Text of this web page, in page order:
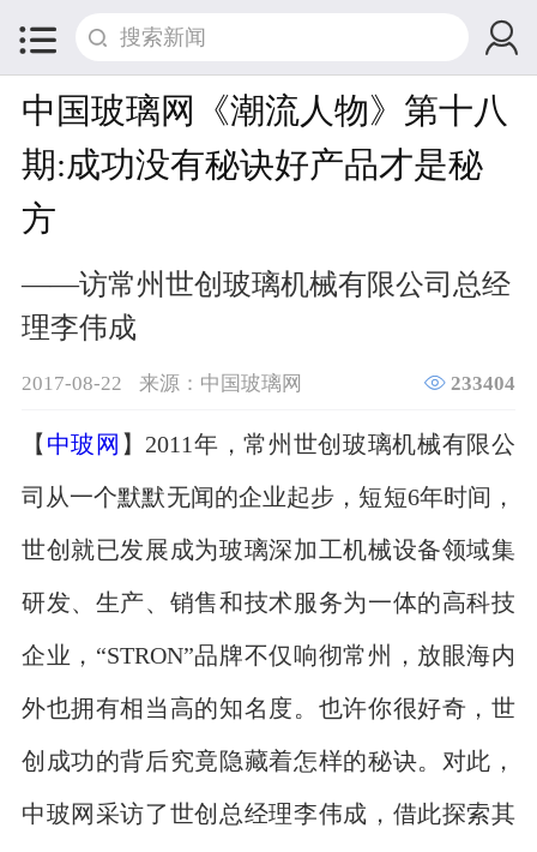
 
中国玻璃网《潮流人物》第十八
期:成功没有秘诀好产品才是秘
方
——访常州世创玻璃机械有限公司总经
理李伟成
2017-08-22 来源：中国玻璃网  233404
【 中玻网 】2011年，常州世创玻璃机械有限公
司从一个默默无闻的企业起步，短短6年时间，
世创就已发展成为玻璃深加工机械设备领域集
研发、生产、销售和技术服务为一体的高科技
企业，“STRON”品牌不仅响彻常州，放眼海内
外也拥有相当高的知名度。也许你很好奇，世
创成功的背后究竟隐藏着怎样的秘诀。对此，
中玻网采访了世创总经理李伟成，借此探索其